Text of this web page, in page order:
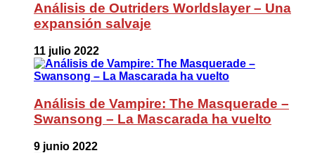
Análisis de Outriders Worldslayer – Una
expansión salvaje
11 julio 2022
Análisis de Vampire: The Masquerade –
Swansong – La Mascarada ha vuelto
9 junio 2022